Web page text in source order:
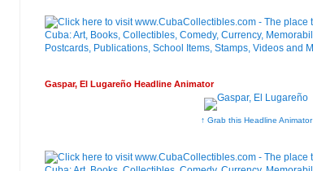
Gaspar, El Lugareño Headline Animator
↑ Grab this Headline Animator